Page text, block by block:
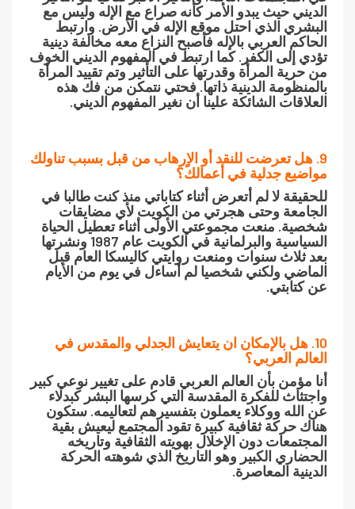
الديني حيث يبدو الأمر كأنه صراع مع الإله وليس مع
البشري الذي احتل موقع الإله في الأرض. وارتبط
الحاكم العربي بالإله فأصبح النزاع معه مخالفة دينية
تؤدي إلى الكفر. كما ارتبط في المفهوم الديني الخوف
من حرية المرأة وقدرتها على التأثير وتم تقييد المرأة
بالمنظومة الدينية ذاتها. فحتي نتمكن من فك هذه
العلاقات الشائكة علينا أن نغير المفهوم الديني.
9. هل تعرضت للنقد أو الاٍرهاب من قبل بسبب تناولك
مواضيع جدلية في أعمالك؟
للحقيقة لا لم أتعرض أثناء كتاباتي منذ كنت طالبا في
الجامعة وحتى هجرتي من الكويت لأي مضايقات
شخصية. منعت مجموعتي الأولى أثناء تعطيل الحياة
السياسية والبرلمانية في الكويت عام 1987 ونشرتها
بعد ثلاث سنوات ومنعت روايتي كاليسكا العام قبل
الماضي ولكني شخصيا لم أساءل في يوم من الأيام
عن كتابتي.
10. هل بالإمكان ان يتعايش الجدلي والمقدس في
العالم العربي؟
أنا مؤمن بأن العالم العربي قادم على تغيير نوعي كبير
واجتثاث للفكرة المقدسة التي كرسها البشر كبدلاء
عن الله ووكلاء يعملون بتفسيرهم لتعاليمه. ستكون
هناك حركة ثقافية كبيرة تقود المجتمع ليعيش بقية
المجتمعات دون الإخلال بهويته الثقافية وتاريخه
الحضاري الكبير وهو التاريخ الذي شوهته الحركة
الدينية المعاصرة.